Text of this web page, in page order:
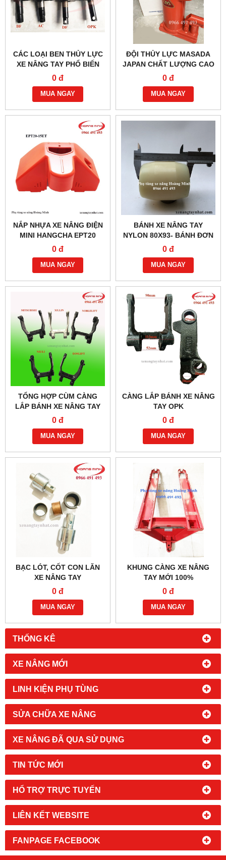
THỐNG KÊ
XE NÂNG MỚI
LINH KIỆN PHỤ TÙNG
SỬA CHỮA XE NÂNG
XE NÂNG ĐÃ QUA SỬ DỤNG
TIN TỨC MỚI
HỔ TRỢ TRỰC TUYẾN
LIÊN KẾT WEBSITE
FANPAGE FACEBOOK
CÁC LOẠI BEN THỦY LỰC
XE NÂNG TAY PHỔ BIẾN
HIỆN NAY
0 đ
MUA NGAY
ĐỘI THỦY LỰC MASADA
JAPAN CHẤT LƯỢNG CAO
0 đ
MUA NGAY
NẮP NHỰA XE NÂNG ĐIỆN
MINI HANGCHA EPT20
0 đ
MUA NGAY
BÁNH XE NÂNG TAY
NYLON 80X93- BÁNH ĐƠN
0 đ
MUA NGAY
TỔNG HỢP CÙM CÀNG
LẮP BÁNH XE NÂNG TAY
CÁC LOẠI
0 đ
MUA NGAY
CÀNG LẮP BÁNH XE NÂNG
TAY OPK
0 đ
MUA NGAY
BẠC LÓT, CỐT CON LĂN
XE NÂNG TAY
0 đ
MUA NGAY
KHUNG CÀNG XE NÂNG
TAY MỚI 100%
0 đ
MUA NGAY